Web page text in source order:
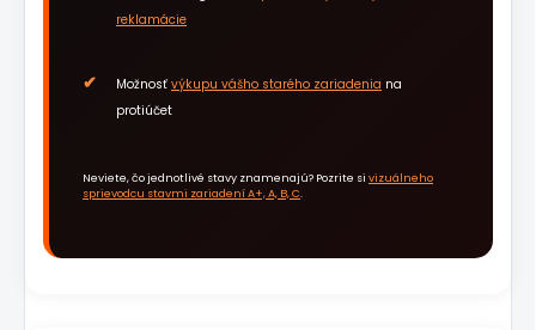
reklamácie
Možnosť výkupu vášho starého zariadenia na
protiúčet
Neviete, čo jednotlivé stavy znamenajú? Pozrite si vizuálneho
sprievodcu stavmi zariadení A+, A, B, C.